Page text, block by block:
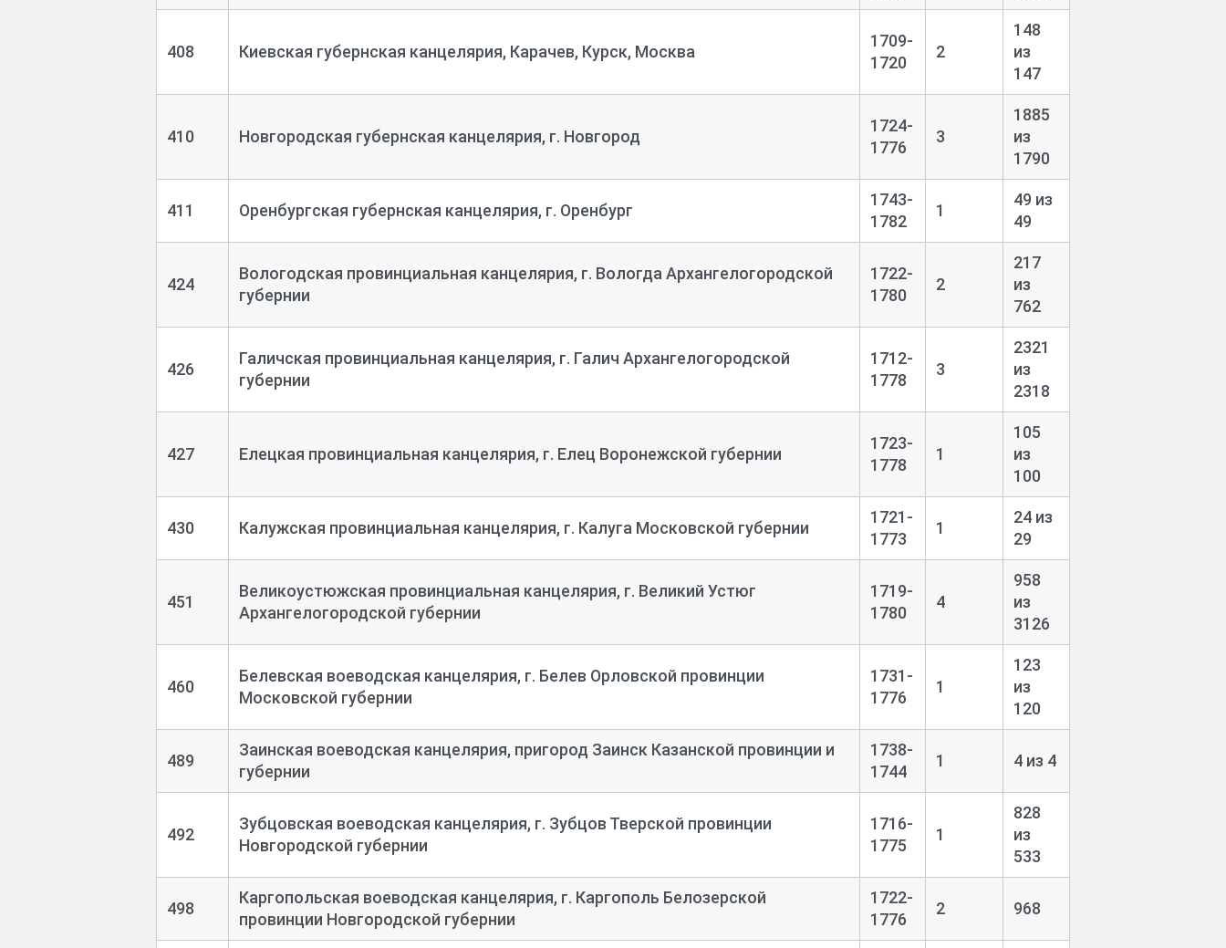
408 Киевская губернская канцелярия, Карачев, Курск, Москва
1709-
1720
2
148
из
147
410 Новгородская губернская канцелярия, г. Новгород
1724-
1776
3
1885
из
1790
411 Оренбургская губернская канцелярия, г. Оренбург
1743-
1782
1
49 из
49
424
Вологодская провинциальная канцелярия, г. Вологда Архангелогородской
губернии
1722-
1780
2
217
из
762
426
Галичская провинциальная канцелярия, г. Галич Архангелогородской
губернии
1712-
1778
3
2321
из
2318
427 Елецкая провинциальная канцелярия, г. Елец Воронежской губернии
1723-
1778
1
105
из
100
430 Калужская провинциальная канцелярия, г. Калуга Московской губернии
1721-
1773
1
24 из
29
451
Великоустюжская провинциальная канцелярия, г. Великий Устюг
Архангелогородской губернии
1719-
1780
4
958
из
3126
460
Белевская воеводская канцелярия, г. Белев Орловской провинции
Московской губернии
1731-
1776
1
123
из
120
489
Заинская воеводская канцелярия, пригород Заинск Казанской провинции и
губернии
1738-
1744
1 4 из 4
492
Зубцовская воеводская канцелярия, г. Зубцов Тверской провинции
Новгородской губернии
1716-
1775
1
828
из
533
498
Каргопольская воеводская канцелярия, г. Каргополь Белозерской
провинции Новгородской губернии
1722-
1776
2 968